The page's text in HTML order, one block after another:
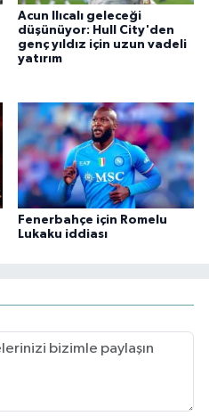
Acun Ilıcalı geleceği
düşünüyor: Hull City'den
genç yıldız için uzun vadeli
yatırım
Fenerbahçe için Romelu
Lukaku iddiası